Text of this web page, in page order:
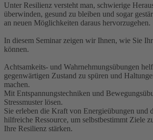
Unter Resilienz versteht man, schwierige
überwinden, gesund zu bleiben und sogar
an neuen Möglichkeiten daraus hervorzugehen.
In diesem Seminar zeigen wir Ihnen, wie Sie
können.
Achtsamkeits- und Wahrnehmungsübungen
gegenwärtigen Zustand zu spüren und
machen.
Mit Entspannungstechniken und
Stressmuster lösen.
Sie erleben die Kraft von Energieübungen und
hilfreiche Ressource, um selbstbestimmt Ziele
Ihre Resilienz stärken.